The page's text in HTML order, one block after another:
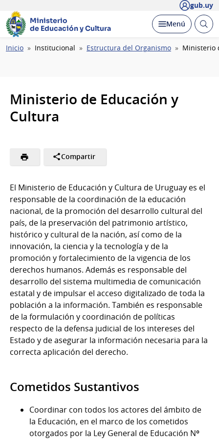
gub.uy
Ministerio
de Educación y Cultura
Desplegar
Menú Abrir
Ruta
Inicio Institucional Estructura del Organismo Ministerio
Ministerio de Educación y
Cultura
Compartir
El Ministerio de Educación y Cultura de Uruguay es el
responsable de la coordinación de la educación
nacional, de la promoción del desarrollo cultural del
país, de la preservación del patrimonio artístico,
histórico y cultural de la nación, así como de la
innovación, la ciencia y la tecnología y de la
promoción y fortalecimiento de la vigencia de los
derechos humanos. Además es responsable del
desarrollo del sistema multimedia de comunicación
estatal y de impulsar el acceso digitalizado de toda la
población a la información. También es responsable
de la formulación y coordinación de políticas
respecto de la defensa judicial de los intereses del
Estado y de asegurar la información necesaria para la
correcta aplicación del derecho.
Cometidos Sustantivos
Coordinar con todos los actores del ámbito de
la Educación, en el marco de los cometidos
otorgados por la Ley General de Educación Nº